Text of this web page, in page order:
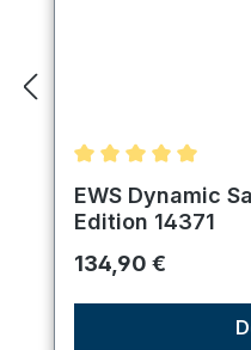
Durchschnittliche
EWS Dynamic
Edition 14371
Regulärer Preis:
134,90 €